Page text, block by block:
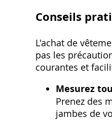
Conseils
L'achat de
pas les
courantes et
Mesurez
Prenez des
jambes de